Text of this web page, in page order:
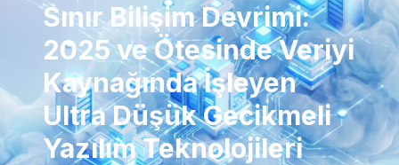
Sınır Bilişim Devrimi:
2025 ve Ötesinde Veriyi
Kaynağında İşleyen
Ultra Düşük Gecikmeli
Yazılım Teknolojileri